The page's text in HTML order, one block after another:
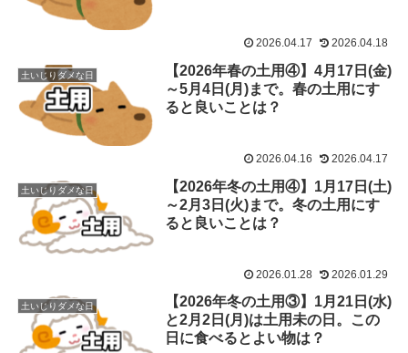
2026.04.17 2026.04.18
土いじりダメな日
【2026年春の土用④】4月17日(金)
～5月4日(月)まで。春の土用にす
ると良いことは？
2026.04.16 2026.04.17
土いじりダメな日
【2026年冬の土用④】1月17日(土)
～2月3日(火)まで。冬の土用にす
ると良いことは？
2026.01.28 2026.01.29
土いじりダメな日
【2026年冬の土用③】1月21日(水)
と2月2日(月)は土用未の日。この
日に食べるとよい物は？